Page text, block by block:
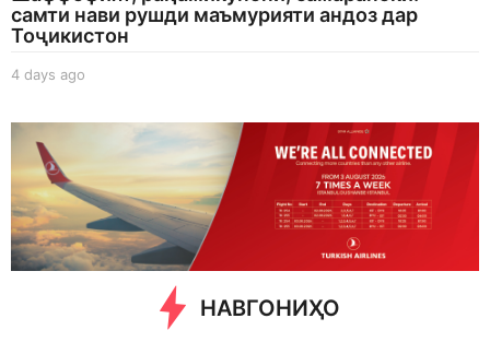
самти нави рушди маъмурияти андоз дар
Тоҷикистон
4 days ago
g
o
НАВГОНИҲО